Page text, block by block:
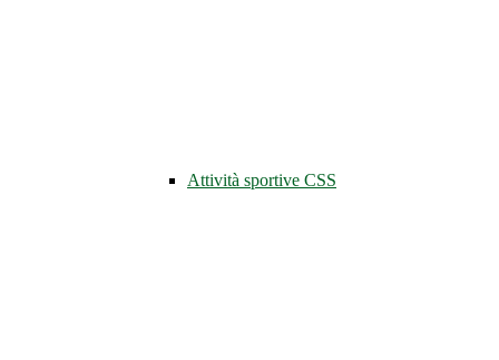
Attività sportive CSS